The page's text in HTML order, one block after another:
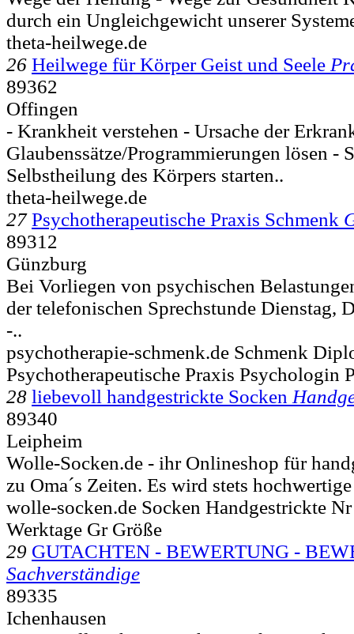
durch ein Ungleichgewicht unserer
theta-heilwege.de
26 Heilwege für Körper Geist und Seele
89362
Offingen
- Krankheit verstehen - Ursache der
Glaubenssätze/Programmierungen lösen -
Selbstheilung des Körpers starten..
theta-heilwege.de
27 Psychotherapeutische Praxis Schmenk
89312
Günzburg
Bei Vorliegen von psychischen
der telefonischen Sprechstunde Dienstag,
-..
psychotherapie-schmenk.de Schmenk
Psychotherapeutische Praxis Psychologin
28 liebevoll handgestrickte Socken
89340
Leipheim
Wolle-Socken.de - ihr Onlineshop für
zu Oma´s Zeiten. Es wird stets
wolle-socken.de Socken Handgestrickte
Werktage Gr Größe
29 GUTACHTEN - BEWERTUNG -
Sachverständige
89335
Ichenhausen